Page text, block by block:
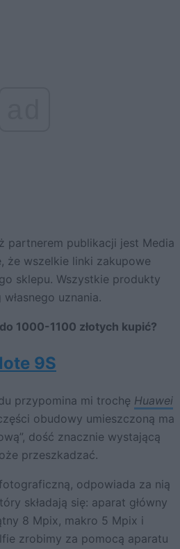
partnerem publikacji jest Media
że wszelkie linki zakupowe
sklepu. Wszystkie produkty
własnego uznania.
1000-1100 złotych kupić?
9S
przypomina mi trochę Huawei
obudowy umieszczoną ma
dość znacznie wystającą
przeszkadzać.
odpowiada za nią
składają się: aparat główny
8 Mpix, makro 5 Mpix i
zrobimy za pomocą aparatu